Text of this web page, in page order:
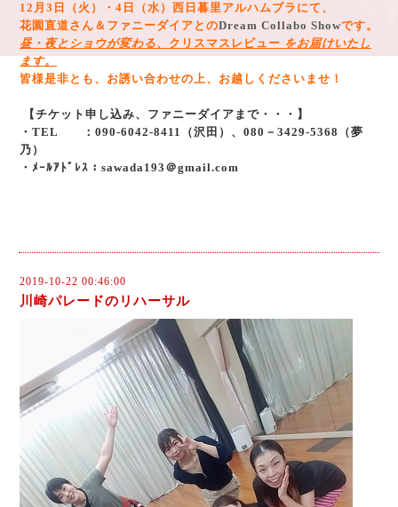
12月3日（火）・4日（水） 西日暮里アルハムブラにて、
花園直道さん＆ファニーダイアとのDream Collabo Showです。
昼・夜とショウが変わる、 クリスマスレビュー をお届けいたし
ます。
皆様是非とも、お誘い合わせの上、お越しくださいませ！
【チケット申し込み、ファニーダイアまで・・・】
・TEL ：090-6042-8411（沢田）、080－3429-5368（夢
乃）
・ﾒｰﾙｱﾄﾞﾚｽ：sawada193＠gmail.com
2019-10-22 00:46:00
川崎パレードのリハーサル